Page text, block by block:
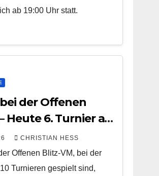
ab 19:00 Uhr statt.
der Offenen
Heute 6. Turnier ab
CHRISTIAN HESS
Offenen Blitz-VM, bei der
Turnieren gespielt sind,